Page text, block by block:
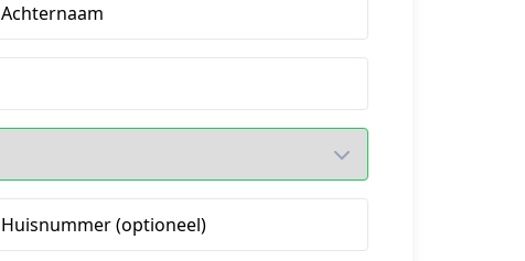
Achternaam
Huisnummer (optioneel)